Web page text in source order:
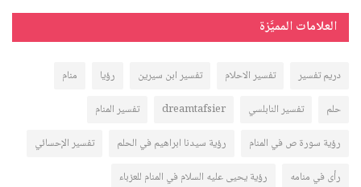
العلامات المميَّزة
دريم تفسير تفسير الاحلام تفسير ابن سيرين رؤيا
منام
حلم
تفسير النابلسي dreamtafsier
تفسير المنام
رؤية سورة ص في المنام
رؤية سيدنا ابراهيم في الحلم
تفسير الإحسائي
رأى في منامه
رؤية يحيى عليه السلام في المنام للعزباء